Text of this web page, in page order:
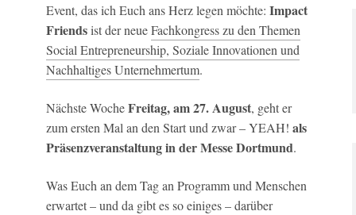
Event, das ich Euch ans Herz legen möchte: Impact
Friendsist der neueFachkongress zu den Themen
Social Entrepreneurship, Soziale Innovationen und
Nachhaltiges Unternehmertum.
Nächste WocheFreitag, am 27. August, geht er
zum ersten Mal an den Start und zwar – YEAH! als
Präsenzveranstaltung in der Messe Dortmund.
Was Euch an dem Tag an Programm und Menschen
erwartet – und da gibt es so einiges – darüber